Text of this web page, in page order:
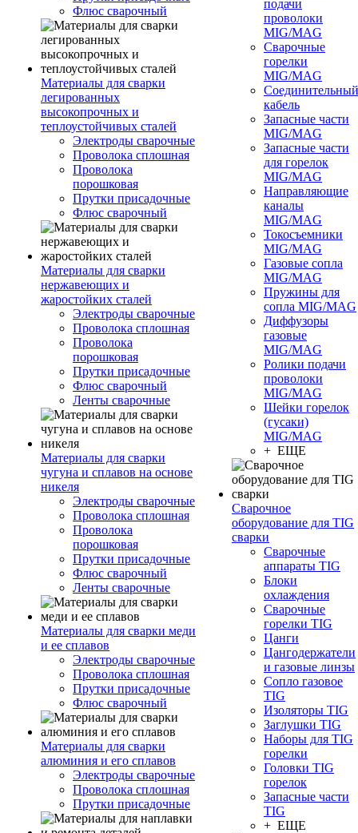
Флюс сварочный
Материалы для сварки
легированных
высокопрочных и
теплоустойчивых сталей
Электроды сварочные
Проволока сплошная
Проволока
порошковая
Прутки присадочные
Флюс сварочный
Материалы для сварки
нержавеющих и
жаростойких сталей
Электроды сварочные
Проволока сплошная
Проволока
порошковая
Прутки присадочные
Флюс сварочный
Ленты сварочные
Материалы для сварки
чугуна и сплавов на основе
никеля
Электроды сварочные
Проволока сплошная
Проволока
порошковая
Прутки присадочные
Флюс сварочный
Ленты сварочные
Материалы для сварки меди
и ее сплавов
Электроды сварочные
Проволока сплошная
Прутки присадочные
Флюс сварочный
Материалы для сварки
алюминия и его сплавов
Электроды сварочные
Проволока сплошная
Прутки присадочные
подачи
проволоки
MIG/MAG
Сварочные
горелки
MIG/MAG
Соединительный
кабель
Запасные части
MIG/MAG
Запасные части
для горелок
MIG/MAG
Направляющие
каналы
MIG/MAG
Токосъемники
MIG/MAG
Газовые сопла
MIG/MAG
Пружины для
сопла MIG/MAG
Диффузоры
газовые
MIG/MAG
Ролики подачи
проволоки
MIG/MAG
Шейки горелок
(гусаки)
MIG/MAG
+ ЕЩЕ
Сварочное
оборудование для TIG
сварки
Сварочные
аппараты TIG
Блоки
охлаждения
Сварочные
горелки TIG
Цанги
Цангодержатели
и газовые линзы
Сопло газовое
TIG
Изоляторы TIG
Заглушки TIG
Наборы для TIG
горелки
Головки TIG
горелок
Запасные части
TIG
+ ЕЩЕ